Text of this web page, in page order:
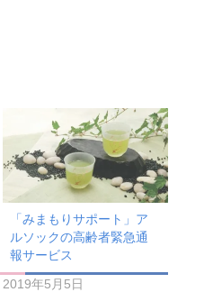
「みまもりサポート」ア
ルソックの高齢者緊急通
報サービス
2019年5月5日